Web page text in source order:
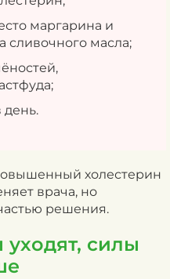
маргарина и
сливочного масла;
день.
холестерин
врача, но
решения.
силы